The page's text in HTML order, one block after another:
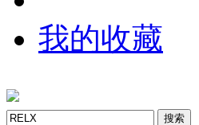
我的收藏
搜索